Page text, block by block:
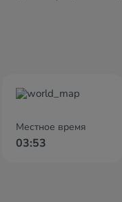
Местное время
03:53